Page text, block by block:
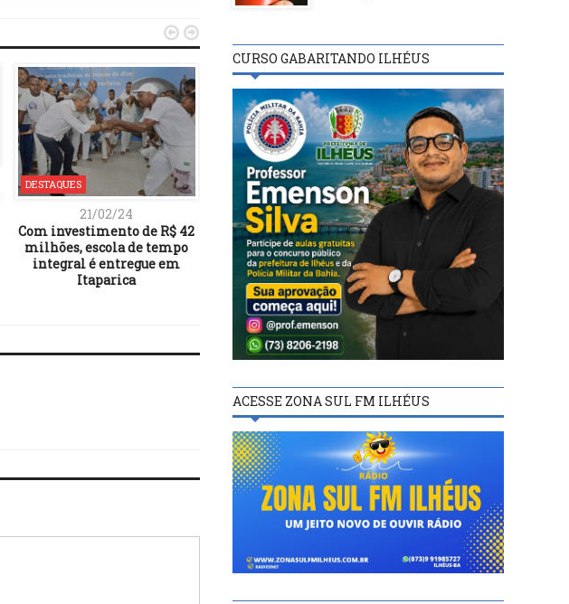
DESTAQUES
21/02/24
Com investimento de R$ 42
milhões, escola de tempo
integral é entregue em
Itaparica
DESTAQUES
19/07/15
COLO COLO É CASO DE
POLÍCIA
DESTAQUES
livro sobre Aborto na
Faculdade de Ilhéus
 
CURSO GABARITANDO ILHÉUS
ACESSE ZONA SUL FM ILHÉUS